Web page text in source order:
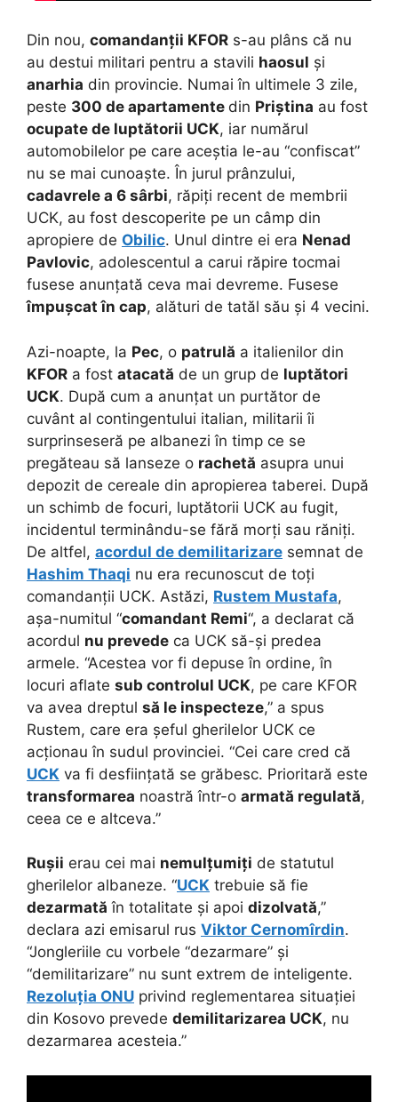
Din nou, comandanții KFOR s-au plâns că nu
au destui militari pentru a stavili haosul și
anarhia din provincie. Numai în ultimele 3 zile,
peste 300 de apartamente din Priștina au fost
ocupate de luptătorii UCK, iar numărul
automobilelor pe care aceștia le-au “confiscat”
nu se mai cunoaște. În jurul prânzului,
cadavrele a 6 sârbi, răpiți recent de membrii
UCK, au fost descoperite pe un câmp din
apropiere de Obilic. Unul dintre ei era Nenad
Pavlovic, adolescentul a carui răpire tocmai
fusese anunțată ceva mai devreme. Fusese
împușcat în cap, alături de tatăl său și 4 vecini.
Azi-noapte, la Pec, o patrulă a italienilor din
KFOR a fost atacată de un grup de luptători
UCK. După cum a anunțat un purtător de
cuvânt al contingentului italian, militarii îi
surprinseseră pe albanezi în timp ce se
pregăteau să lanseze o rachetă asupra unui
depozit de cereale din apropierea taberei. După
un schimb de focuri, luptătorii UCK au fugit,
incidentul terminându-se fără morți sau răniți.
De altfel, acordul de demilitarizare semnat de
Hashim Thaqi nu era recunoscut de toți
comandanții UCK. Astăzi, Rustem Mustafa,
așa-numitul “comandant Remi“, a declarat că
acordul nu prevede ca UCK să-și predea
armele. “Acestea vor fi depuse în ordine, în
locuri aflate sub controlul UCK, pe care KFOR
va avea dreptul să le inspecteze,” a spus
Rustem, care era șeful gherilelor UCK ce
acționau în sudul provinciei. “Cei care cred că
UCK va fi desființată se grăbesc. Prioritară este
transformarea noastră într-o armată regulată,
ceea ce e altceva.”
Rușii erau cei mai nemulțumiți de statutul
gherilelor albaneze. “UCK trebuie să fie
dezarmată în totalitate și apoi dizolvată,”
declara azi emisarul rus Viktor Cernomîrdin.
“Jongleriile cu vorbele “dezarmare” și
“demilitarizare” nu sunt extrem de inteligente.
Rezoluția ONU privind reglementarea situației
din Kosovo prevede demilitarizarea UCK, nu
dezarmarea acesteia.”